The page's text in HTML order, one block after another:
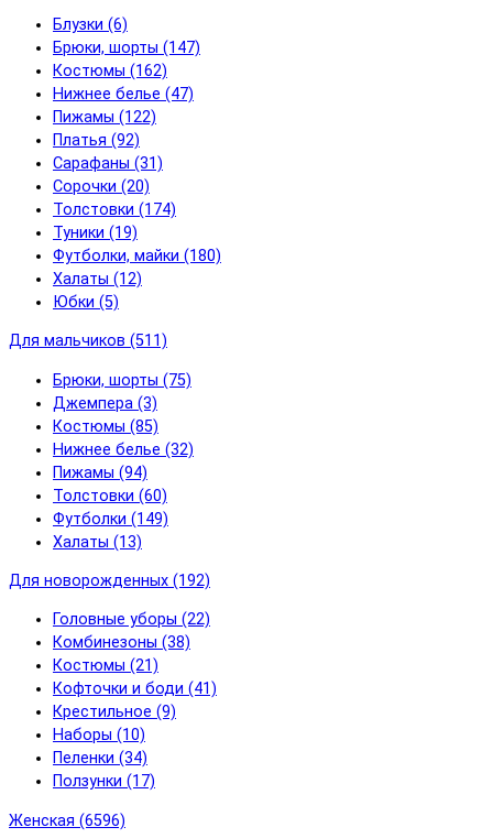
Блузки (6)
Брюки, шорты (147)
Костюмы (162)
Нижнее белье (47)
Пижамы (122)
Платья (92)
Сарафаны (31)
Сорочки (20)
Толстовки (174)
Туники (19)
Футболки, майки (180)
Халаты (12)
Юбки (5)
Для мальчиков (511)
Брюки, шорты (75)
Джемпера (3)
Костюмы (85)
Нижнее белье (32)
Пижамы (94)
Толстовки (60)
Футболки (149)
Халаты (13)
Для новорожденных (192)
Головные уборы (22)
Комбинезоны (38)
Костюмы (21)
Кофточки и боди (41)
Крестильное (9)
Наборы (10)
Пеленки (34)
Ползунки (17)
Женская (6596)